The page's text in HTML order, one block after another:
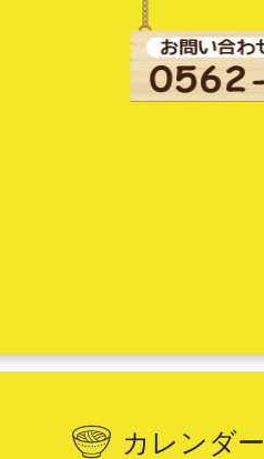
カレンダー